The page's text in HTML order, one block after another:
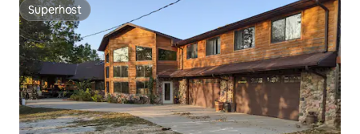
Superhost
Superhost